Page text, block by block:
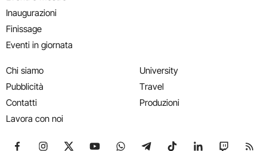
Inaugurazioni
Finissage
Eventi in giornata
Chi siamo
Pubblicità
Contatti
Lavora con noi
University
Travel
Produzioni
Seguici su Facebook
Seguici su Instagram
Seguici su X
Seguici su YouTube
Seguici su WhatsApp
Seguici su Telegram
Seguici su TikTok
Seguici su
Seguici